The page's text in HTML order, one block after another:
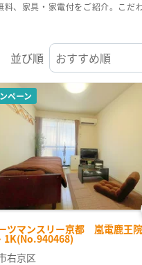
並び順
ペーン
ツマンスリー京都 嵐電鹿王
1K(No.940468)
右京区
、家具・家電付をご紹介。こだ